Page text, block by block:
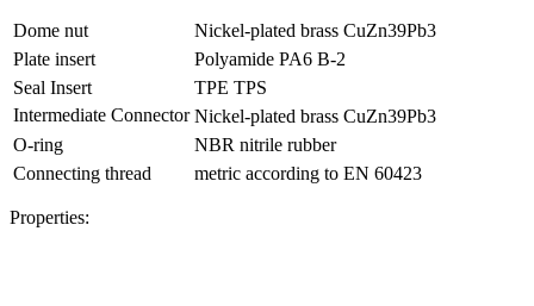
Dome nut
Nickel-plated brass CuZn39Pb3
Plate insert
Polyamide PA6 B-2
Seal Insert
TPE TPS
Intermediate Connector Nickel-plated brass CuZn39Pb3
O-ring
NBR nitrile rubber
Connecting thread
metric according to EN 60423
Properties: